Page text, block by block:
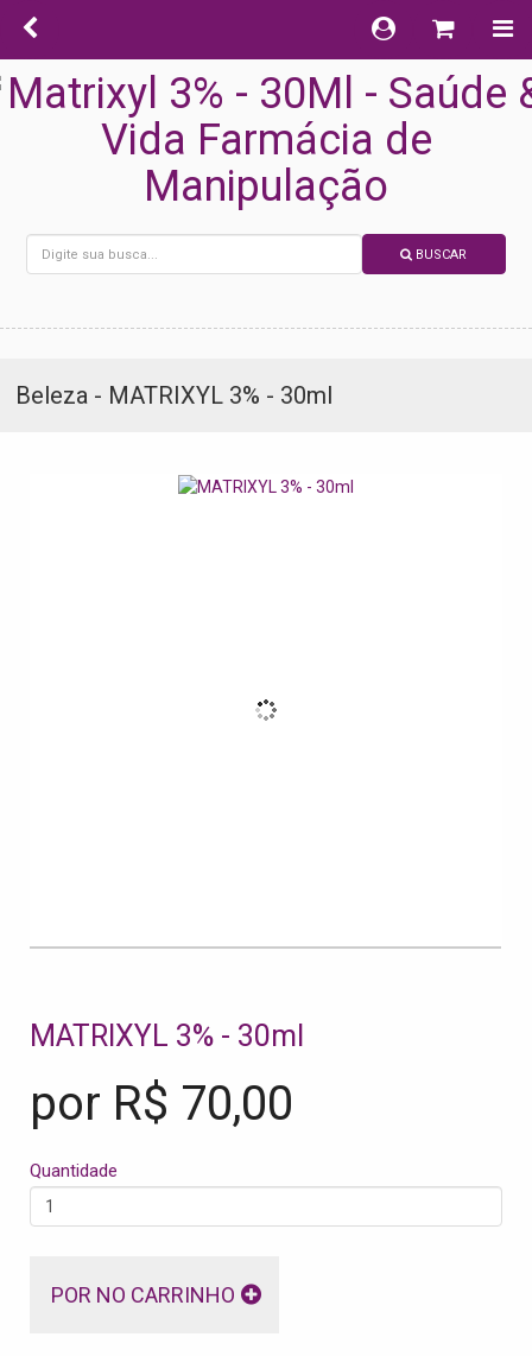
BUSCAR
Beleza - MATRIXYL 3% - 30ml
MATRIXYL 3% - 30ml
por R$ 70,00
Quantidade
POR NO CARRINHO